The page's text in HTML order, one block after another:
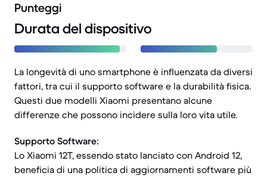
Punteggi
Durata del dispositivo
La longevità di uno smartphone è influenzata da diversi
fattori, tra cui il supporto software e la durabilità fisica.
Questi due modelli Xiaomi presentano alcune
differenze che possono incidere sulla loro vita utile.
Supporto Software:
Lo Xiaomi 12T, essendo stato lanciato con Android 12,
beneficia di una politica di aggiornamenti software più